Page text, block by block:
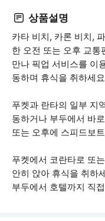
상품설명
카타 비치, 카론 비치,
한 오전 또는 오후 교통
만나 픽업 서비스를 이
동하며 휴식을 취하세
푸켓과 란타의 일부 지
동하거나 부두에서 바
또는 오후에 스피드보
푸켓에서 코란타로 또
안히 앉아 휴식을 취하
부두에서 호텔까지 직